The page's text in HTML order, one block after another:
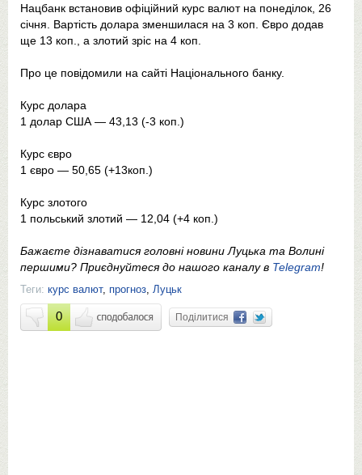
Нацбанк встановив офіційний курс валют на понеділок, 26
січня. Вартість долара зменшилася на 3 коп. Євро додав
ще 13 коп., а злотий зріс на 4 коп.
Про це повідомили на сайті Національного банку.
Курс долара
1 долар США — 43,13 (-3 коп.)
Курс євро
1 євро — 50,65 (+13коп.)
Курс злотого
1 польський злотий — 12,04 (+4 коп.)
Бажаєте дізнаватися головні новини Луцька та Волині
першими? Приєднуйтеся до нашого каналу в Telegram!
Теги: курс валют, прогноз Луцьк
0 Поділитися